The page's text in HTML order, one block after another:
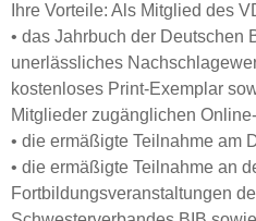
Ihre Vorteile: Als Mitglied des
• das Jahrbuch der Deutschen
unerlässliches
kostenloses Print-Exemplar
Mitglieder zugänglichen
• die ermäßigte Teilnahme am
• die ermäßigte Teilnahme an
Fortbildungsveranstaltungen